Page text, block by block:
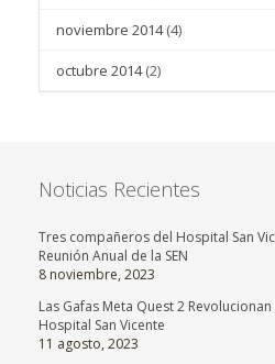
noviembre 2014(4)
octubre 2014(2)
Noticias Recientes
Tres compañeros del Hospital San
Reunión Anual de la SEN
8 noviembre, 2023
Las Gafas Meta Quest 2
Hospital San Vicente
11 agosto, 2023